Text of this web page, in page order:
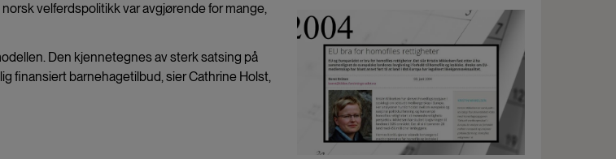
velferdspolitikk var avgjørende for mange,
Den kjennetegnes av sterk satsing på
finansiert barnehagetilbud, sier Cathrine Holst,